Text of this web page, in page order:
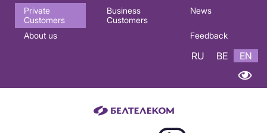
Основная
навигация
Private
Customers
Business
Customers
News
About us Feedback
RU BE EN